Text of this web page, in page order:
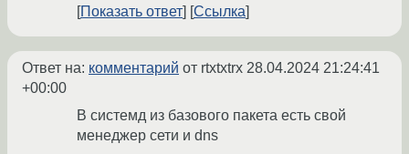
Показать ответ
Ссылка
Ответ на: комментарий от rtxtxtrx 28.04.2024 21:24:41
+00:00
В системд из базового пакета есть свой
менеджер сети и dns